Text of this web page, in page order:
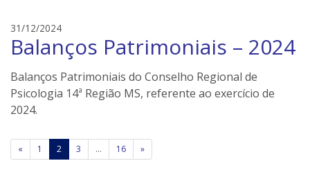
e
r
31/12/2024e
d
s
o
n
e
r
Balanços Patrimoniais – 2024
Balanços Patrimoniais do Conselho Regional de
Psicologia 14ª Região MS, referente ao exercício de
2024.
Paginação
« 1 2 3 … 16 »